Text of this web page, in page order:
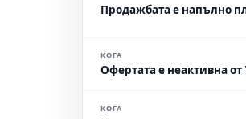
Продажбата е напълно
КОГА
Офертата е неактивна от
КОГА